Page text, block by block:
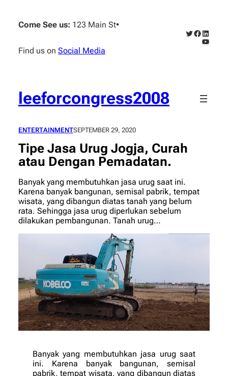
content
Come See us: 123 Main St•
Find us on Social Media
Twitter
Facebook
leeforcongress2008
ENTERTAINMENTSEPTEMBER 29, 2020
Tipe Jasa Urug Jogja, Curah
atau Dengan Pemadatan.
Banyak yang membutuhkan jasa urug saat ini.
Karena banyak bangunan, semisal pabrik, tempat
wisata, yang dibangun diatas tanah yang belum
rata. Sehingga jasa urug diperlukan sebelum
dilakukan pembangunan. Tanah urug…
Banyak yang membutuhkan jasa urug saat
ini. Karena banyak bangunan, semisal
pabrik, tempat wisata, yang dibangun diatas